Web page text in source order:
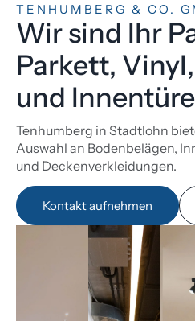
TENHUMBERG & CO.
Wir sind Ihr
Parkett,
und
Tenhumberg in Stadtlohn
Auswahl an Bodenbelägen,
und Deckenverkleidungen.
Kontakt aufnehmen